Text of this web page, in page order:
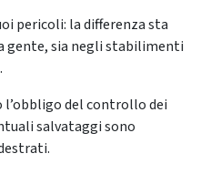
pericoli: la differenza sta
gente, sia negli stabilimenti
del controllo dei
salvataggi sono